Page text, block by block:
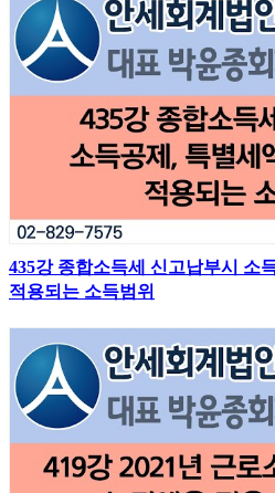
435강 종합소득세 신고납부시 소
적용되는 소득범위